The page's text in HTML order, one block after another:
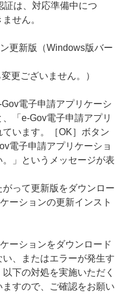
は、対応準備中につ
せん。
更新版（Windows版バー
更ございません。）
電子申請アプリケーシ
「e-Gov電子申請アプリ
います。［OK］ボタン
電子申請アプリケーショ
」というメッセージが表
って更新版をダウンロー
ーションの更新インスト
ーションをダウンロード
、またはエラーが発生す
下の対処を実施いただく
すので、ご確認をお願い